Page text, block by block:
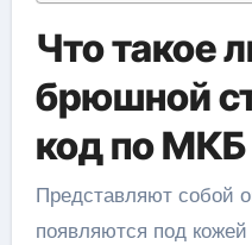
Что такое
брюшной
код по МКБ
Представляют собой
появляются под